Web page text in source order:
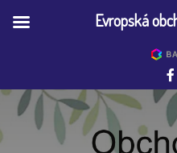
Evropská